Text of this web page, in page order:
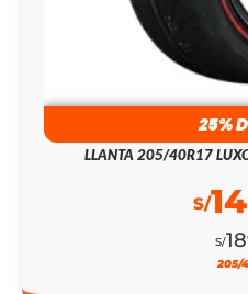
25%
LLANTA 205/40R17
S/
S/
205/